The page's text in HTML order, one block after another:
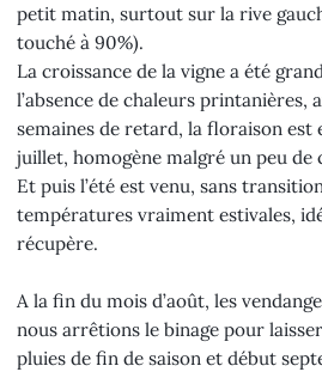
petit matin, surtout sur la rive
touché à 90%).
La croissance de la vigne a été
l’absence de chaleurs printanières,
semaines de retard, la floraison est
juillet, homogène malgré un peu de
Et puis l’été est venu, sans
températures vraiment estivales,
récupère.
A la fin du mois d’août, les
nous arrêtions le binage pour
pluies de fin de saison et début